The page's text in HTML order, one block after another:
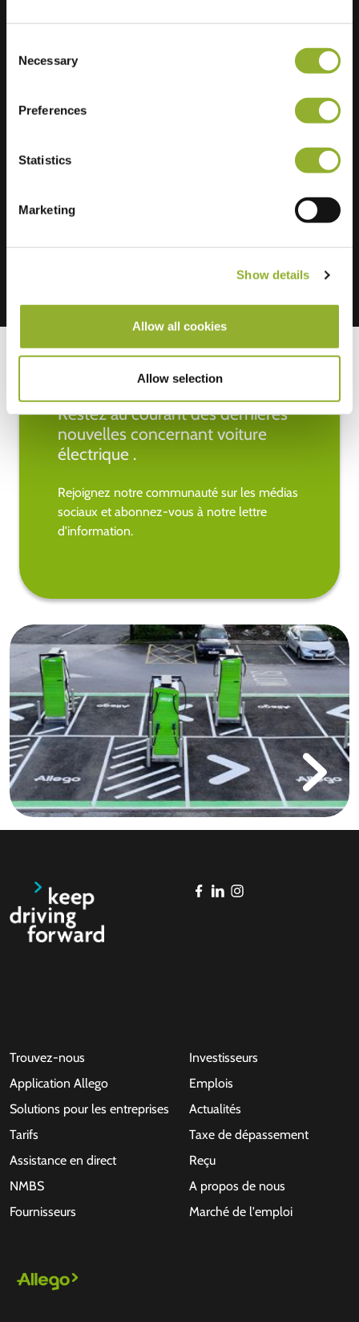
Selection
Necessary
Preferences
Statistics
Marketing
Show details
Allow all cookies
Allow selection
Restez au courant des dernières
nouvelles concernant voiture
électrique .
Rejoignez notre communauté sur les médias
sociaux et abonnez-vous à notre lettre
d'information.
Trouvez-nous
Application Allego
Solutions pour les entreprises
Tarifs
Assistance en direct
NMBS
Fournisseurs
Investisseurs
Emplois
Actualités
Taxe de dépassement
Reçu
A propos de nous
Marché de l'emploi